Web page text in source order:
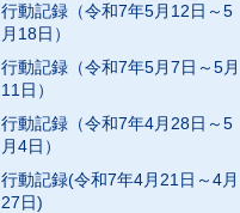
行動記録（令和7年5月12日～5
月18日）
行動記録（令和7年5月7日～5月
11日）
行動記録（令和7年4月28日～5
月4日）
行動記録(令和7年4月21日～4月
27日)